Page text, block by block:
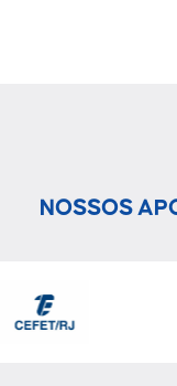
NOSSOS